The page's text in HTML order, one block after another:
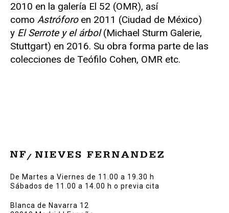
2010 en la galería El 52 (OMR), así
como Astróforoen 2011 (Ciudad de México)
y El Serrote y el árbol(Michael Sturm Galerie,
Stuttgart) en 2016. Su obra forma parte de las
colecciones de Teófilo Cohen, OMR etc.
De Martes a Viernes de 11.00 a 19.30 h
Sábados de 11.00 a 14.00 h o previa cita
Blanca de Navarra 12